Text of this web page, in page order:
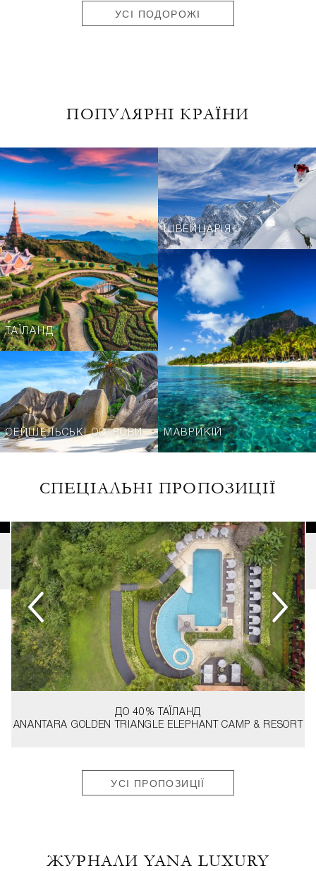
УСІ ПОДОРОЖІ
ПОПУЛЯРНІ КРАЇНИ
ТАЇЛАНД
ШВЕЙЦАРІЯ
СЕЙШЕЛЬСЬКІ ОСТРОВИ МАВРИКІЙ
СПЕЦІАЛЬНІ ПРОПОЗИЦІЇ
ANANTARA GOLDEN TRIANGLE ELEPHANT CAMP & RESORT
ДО 40% ТАЇЛАНД
УСІ ПРОПОЗИЦІЇ
ЖУРНАЛИ YANA LUXURY